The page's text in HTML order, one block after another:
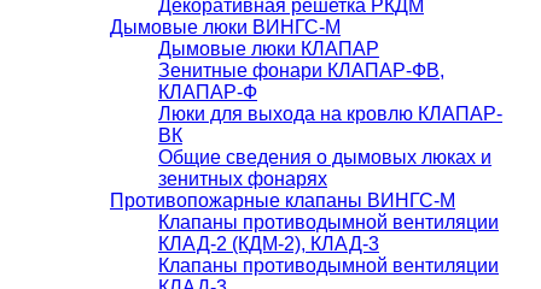
Декоративная решетка РКДМ
Дымовые люки ВИНГС-М
Дымовые люки КЛАПАР
Зенитные фонари КЛАПАР-ФВ,
КЛАПАР-Ф
Люки для выхода на кровлю КЛАПАР-
ВК
Общие сведения о дымовых люках и
зенитных фонарях
Противопожарные клапаны ВИНГС-М
Клапаны противодымной вентиляции
КЛАД-2 (КДМ-2), КЛАД-3
Клапаны противодымной вентиляции